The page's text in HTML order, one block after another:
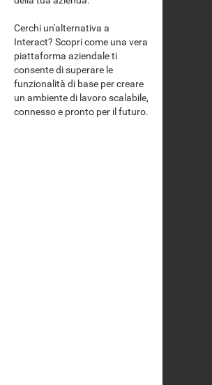
Cerchi un'alternativa a
Interact? Scopri come una vera
piattaforma aziendale ti
consente di superare le
funzionalità di base per creare
un ambiente di lavoro scalabile,
connesso e pronto per il futuro.